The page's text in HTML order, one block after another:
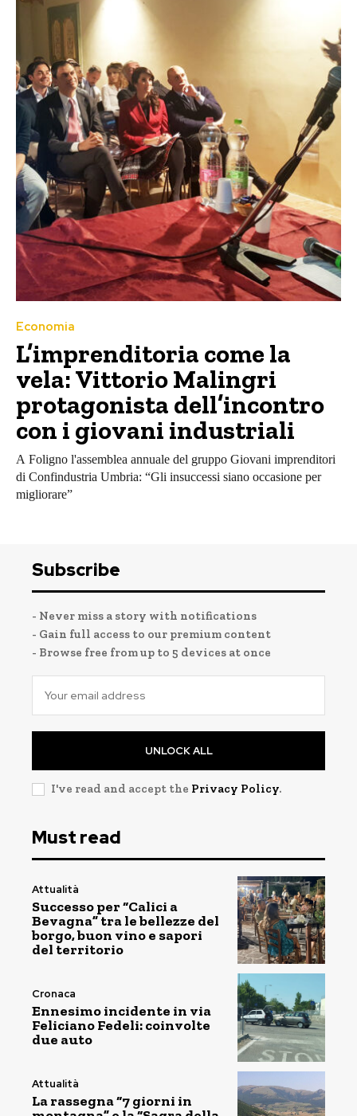
Economia
L’imprenditoria come la
vela: Vittorio Malingri
protagonista dell’incontro
con i giovani industriali
A Foligno l'assemblea annuale del gruppo Giovani imprenditori
di Confindustria Umbria: “Gli insuccessi siano occasione per
migliorare”
Subscribe
- Never miss a story with notifications
- Gain full access to our premium content
- Browse free from up to 5 devices at once
UNLOCK ALL
I've read and accept the Privacy Policy.
Must read
Attualità
Successo per “Calici a
Bevagna” tra le bellezze del
borgo, buon vino e sapori
del territorio
Cronaca
Ennesimo incidente in via
Feliciano Fedeli: coinvolte
due auto
Attualità
La rassegna “7 giorni in